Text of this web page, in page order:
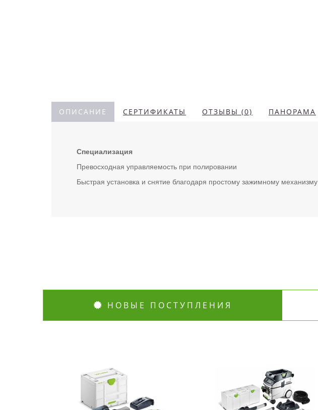
ОПИСАНИЕ СЕРТИФИКАТЫ ОТЗЫВЫ (0) ПАНОРАМА
Специализация
Превосходная управляемость при полировании
Быстрая установка и снятие благодаря простому зажимному механизму
НОВЫЕ ПОСТУПЛЕНИЯ